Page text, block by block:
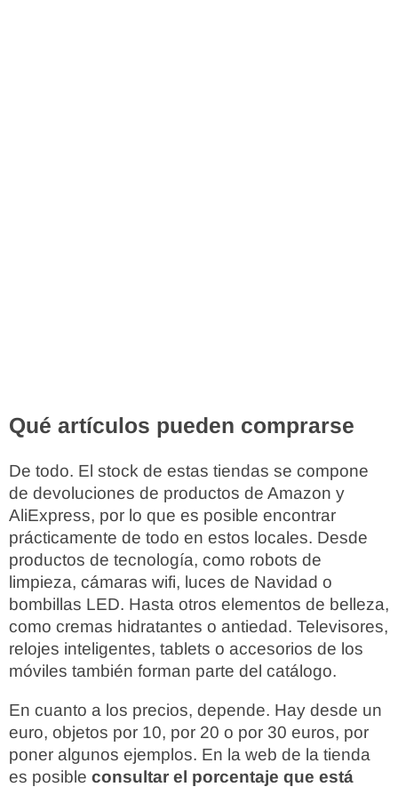
Qué artículos pueden comprarse
De todo. El stock de estas tiendas se compone
de devoluciones de productos de Amazon y
AliExpress, por lo que es posible encontrar
prácticamente de todo en estos locales. Desde
productos de tecnología, como robots de
limpieza, cámaras wifi, luces de Navidad o
bombillas LED. Hasta otros elementos de belleza,
como cremas hidratantes o antiedad. Televisores,
relojes inteligentes, tablets o accesorios de los
móviles también forman parte del catálogo.
En cuanto a los precios, depende. Hay desde un
euro, objetos por 10, por 20 o por 30 euros, por
poner algunos ejemplos. En la web de la tienda
es posible consultar el porcentaje que está